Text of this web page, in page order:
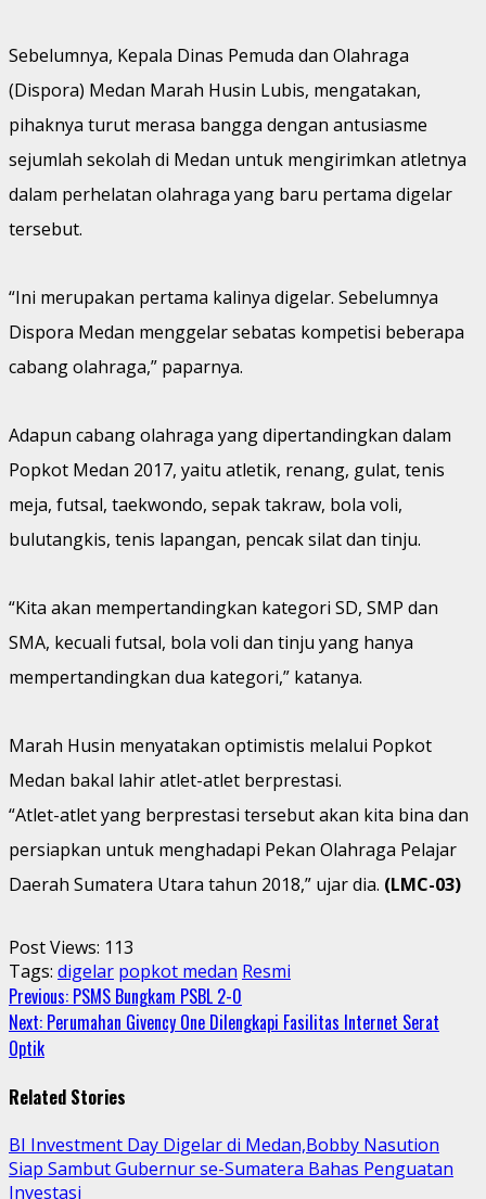
Sebelumnya, Kepala Dinas Pemuda dan Olahraga
(Dispora) Medan Marah Husin Lubis, mengatakan,
pihaknya turut merasa bangga dengan antusiasme
sejumlah sekolah di Medan untuk mengirimkan atletnya
dalam perhelatan olahraga yang baru pertama digelar
tersebut.
“Ini merupakan pertama kalinya digelar. Sebelumnya
Dispora Medan menggelar sebatas kompetisi beberapa
cabang olahraga,” paparnya.
Adapun cabang olahraga yang dipertandingkan dalam
Popkot Medan 2017, yaitu atletik, renang, gulat, tenis
meja, futsal, taekwondo, sepak takraw, bola voli,
bulutangkis, tenis lapangan, pencak silat dan tinju.
“Kita akan mempertandingkan kategori SD, SMP dan
SMA, kecuali futsal, bola voli dan tinju yang hanya
mempertandingkan dua kategori,” katanya.
Marah Husin menyatakan optimistis melalui Popkot
Medan bakal lahir atlet-atlet berprestasi.
“Atlet-atlet yang berprestasi tersebut akan kita bina dan
persiapkan untuk menghadapi Pekan Olahraga Pelajar
Daerah Sumatera Utara tahun 2018,” ujar dia. (LMC-03)
Post Views: 113
Tags: digelar popkot medan Resmi
Continue
Reading
Previous: PSMS Bungkam PSBL 2-0
Next: Perumahan Givency One Dilengkapi Fasilitas Internet Serat
Optik
Related Stories
BI Investment Day Digelar di Medan,Bobby Nasution
Siap Sambut Gubernur se-Sumatera Bahas Penguatan
Investasi